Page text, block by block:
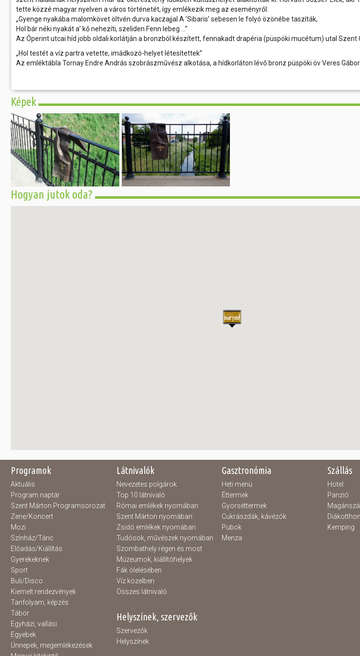
tette közzé magyar nyelven a város történetét, így emlékezik meg az eseményről:
„Gyenge nyakába malomkövet öltvén durva kaczajjal A ’Sibaris’ sebesen le folyó özönébe taszíták,
Hol bár néki nyakát a’ kő nehezíti, szeliden Fenn lebeg …”
Az Óperint utcai híd jobb oldali korlátján a bronzból készített, fennakadt drapéria (püspöki mucétum) utal Szent
„Hol testét a víz partra vetette, imádkozó-helyet létesítettek”
Az emléktábla Tornay Endre András szobrászművész alkotása, a hídkorláton lévő bronz püspöki öv Veres Gábor
Képek
Hogyan jutok oda?
Programok
Aktuális
Program naptár
Szent Márton Programsorozat
Zene/Koncert
Mozi
Színház/Tánc
Előadás/Kiállítás
Gyerekeknek
Sport
Buli/Disco
Kiemelt rendezvények
Tanfolyam, képzés
Tábor
Egyházi, vallási
Egyebek
Ünnepek, megemlékezések
Látnivalók
Nevezetes polgárok
Top 10 látnivaló
Római emlékek nyomában
Szent Márton nyomában
Zsidó emlékek nyomában
Tudósok, művészek nyomában
Szombathely régen és most
Múzeumok, kiállítóhelyek
Fák ölelésében
Víz közelben
Összes látnivaló
Gasztronómia
Heti menü
Éttermek
Gyorséttermek
Cukrászdák, kávézók
Pubok
Menza
Szállás
Hotel
Panzió
Kemping
Helyszínek, szervezők
Szervezők
Helyszínek